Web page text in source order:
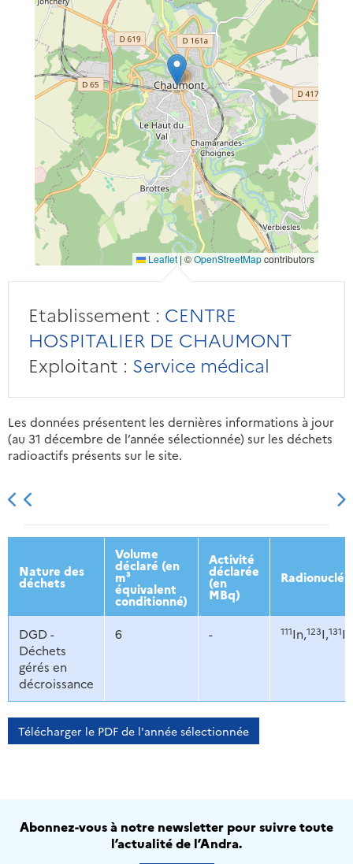
Leaflet | ©OpenStreetMapcontributors
Etablissement : CENTRE
HOSPITALIER DE CHAUMONT
Exploitant : Service médical
Les données présentent les dernières informations à jour
(au 31 décembre de l’année sélectionnée) sur les déchets
radioactifs présents sur le site.
2013 2014 2015 2016
Nature des
déchets
Volume
déclaré (en
m³
équivalent
conditionné)
Activité
déclarée
(en
MBq)
DGD -
Déchets
gérés en
décroissance
6 - 111In,123I,131I,
Télécharger le PDF de l'année sélectionnée
Abonnez-vous à notre newsletter pour suivre toute
l’actualité de l’Andra.